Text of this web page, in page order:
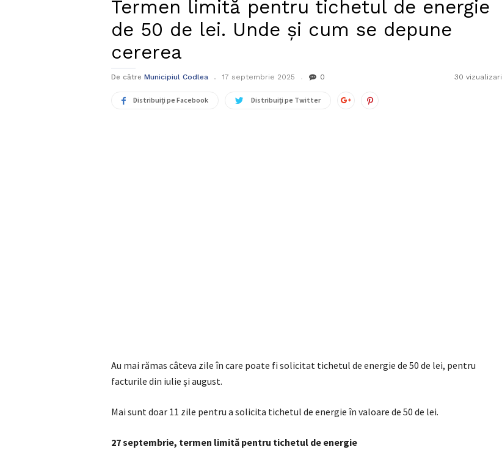
Termen limită pentru tichetul de energie
de 50 de lei. Unde și cum se depune
cererea
De către Municipiul Codlea 17 septembrie 2025 0 30 vizualizari
Distribuiți pe Facebook Distribuiți pe Twitter
Au mai rămas câteva zile în care poate fi solicitat tichetul de energie de 50 de lei, pentru
facturile din iulie și august.
Mai sunt doar 11 zile pentru a solicita tichetul de energie în valoare de 50 de lei.
27 septembrie, termen limită pentru tichetul de energie